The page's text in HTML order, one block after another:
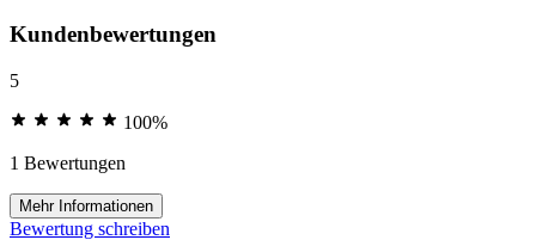
Kundenbewertungen
5
100%
1 Bewertungen
Mehr Informationen
Bewertung schreiben